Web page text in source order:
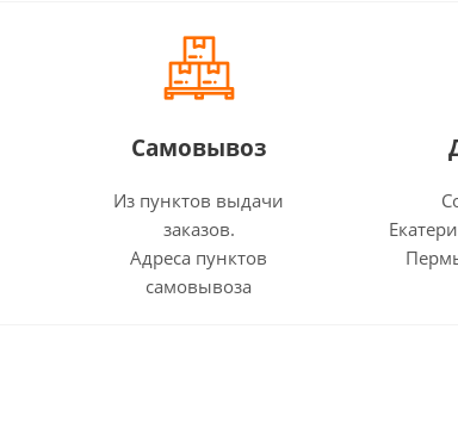
Самовывоз
Из пунктов выдачи
заказов.
Адреса пунктов
самовывоза